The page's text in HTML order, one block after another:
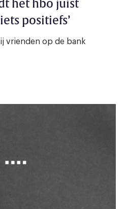
het hbo juist
positiefs’
vrienden op de bank